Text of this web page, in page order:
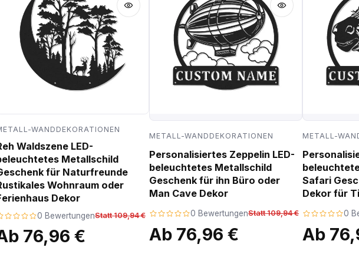
WANDDEKORATIONEN
Waldszene LED-
Metallschild
für Naturfreunde
Wohnraum oder
Dekor
0 BewertungenStatt 109,94 €
76,96 €
METALL-WANDDEKORATIONEN
Personalisiertes Zeppelin LED-
beleuchtetes Metallschild
Geschenk für ihn Büro oder
Man Cave Dekor
0 BewertungenStatt 109,94 €
Ab 76,96 €
METALL-
Safari
Dekor für
0
Ab